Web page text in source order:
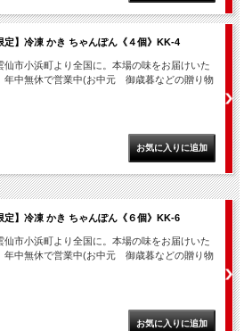
定】冷凍 かき ちゃんぽん《４個》KK-4
仙市小浜町より全国に。本場の味をお届けいた
年中無休で営業中(お中元 御歳暮などの贈り物
定】冷凍 かき ちゃんぽん《６個》KK-6
仙市小浜町より全国に。本場の味をお届けいた
年中無休で営業中(お中元 御歳暮などの贈り物